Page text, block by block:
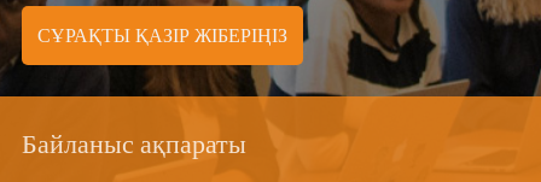
СҰРАҚТЫ ҚАЗІР ЖІБЕРІҢІЗ
Байланыс ақпараты